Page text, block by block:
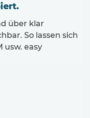
über klar
So lassen sich
usw. easy